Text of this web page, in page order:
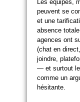
Les équipes,
peuvent se
et une
absence
agences ont
(chat en
joindre,
— et surtout
comme un
hésitante.